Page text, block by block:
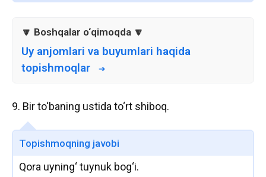
Uy anjomlari va buyumlari haqida
topishmoqlar
9. Bir to‘baning ustida to‘rt shiboq.
Topishmoqning javobi
Qora uyning‘ tuynuk bog‘i.